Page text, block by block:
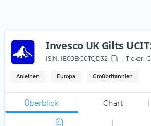
Invesco UK Gilts
ISIN: IE00BG0TQD32 Ticker:
Anleihen Europa Großbritannien
Überblick Chart